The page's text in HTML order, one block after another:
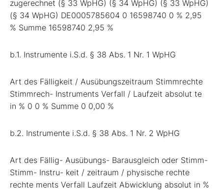
zugerechnet (§ 33 WpHG) (§ 34 WpHG) (§ 33 WpHG)
(§ 34 WpHG) DE0005785604 0 16598740 0 % 2,95
% Summe 16598740 2,95 %
b.1. Instrumente i.S.d. § 38 Abs. 1 Nr. 1 WpHG
Art des Fälligkeit / Ausübungszeitraum Stimmrechte
Stimmrech- Instruments Verfall / Laufzeit absolut te
in % 0 0 % Summe 0 0,00 %
b.2. Instrumente i.S.d. § 38 Abs. 1 Nr. 2 WpHG
Art des Fällig- Ausübungs- Barausgleich oder Stimm-
Stimm- Instru- keit / zeitraum / physische rechte
rechte ments Verfall Laufzeit Abwicklung absolut in %